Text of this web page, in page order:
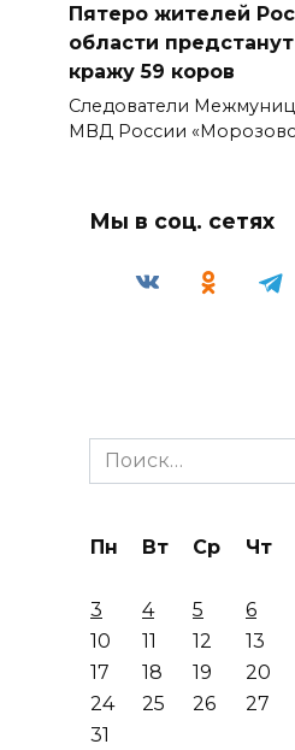
Пятеро жителей
области
кражу 59 коров
Следователи
МВД России
Мы в соц. сетях
Search
for:
Пн Вт Ср Чт
3
4 5 6
10
11 12 13
17
18 19 20
24
25 26 27
31